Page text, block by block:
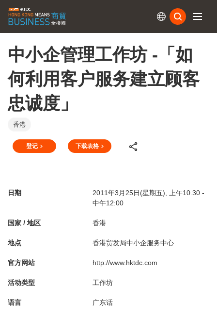
中小企管理工作坊 -「如
何利用客户服务建立顾客
忠诚度」
香港
登记 下载表格
日期
2011年3月25日(星期五), 上午10:30 -
中午12:00
国家 / 地区 香港
地点 香港贸发局中小企服务中心
官方网站 http://www.hktdc.com
活动类型 工作坊
语言 广东话